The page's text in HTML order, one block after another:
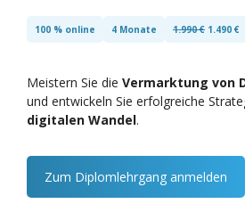
100 % online 4 Monate 1.990 € 1.490 €
Meistern Sie die Vermarktung von
und entwickeln Sie erfolgreiche
digitalen Wandel.
Zum Diplomlehrgang anmelden